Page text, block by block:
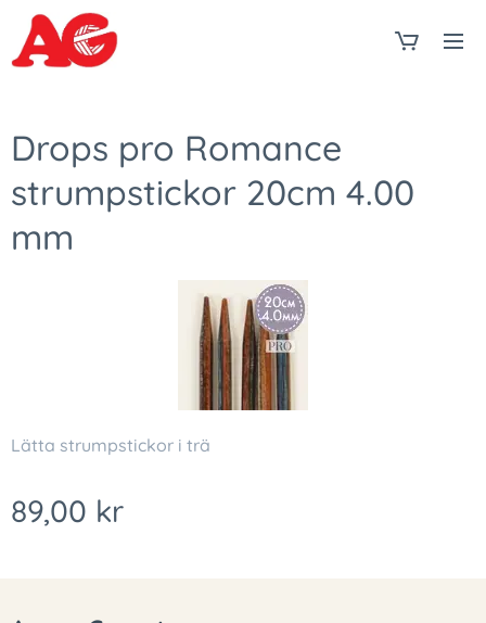
Drops pro Romance
strumpstickor 20cm 4.00
mm
Lätta strumpstickor i trä
89,00 kr